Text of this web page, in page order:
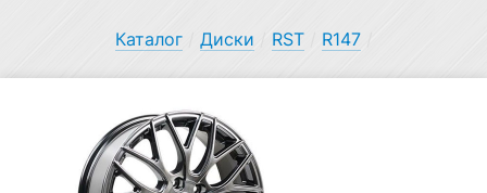
Каталог/ Диски RST/ R147/